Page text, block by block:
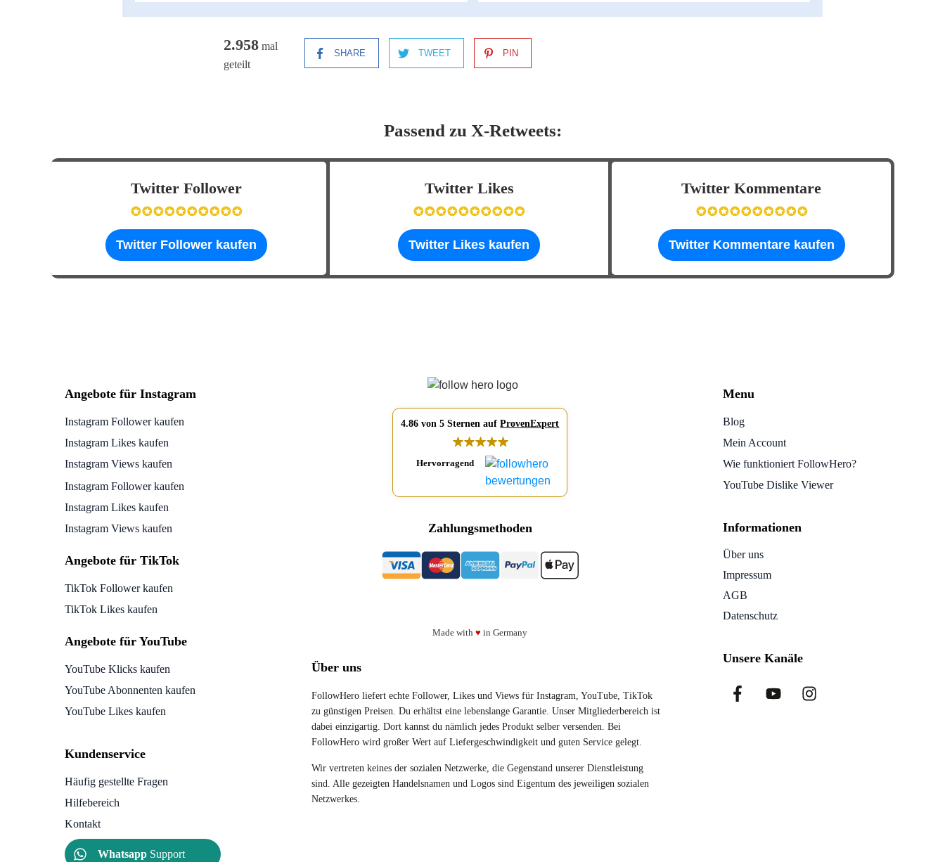
2.958 mal
geteilt
SHARE TWEET PIN
Passend zu X-Retweets:
Twitter Follower
Twitter Follower kaufen
Twitter Likes
Twitter Likes kaufen
Twitter Kommentare
Twitter Kommentare kaufen
Angebote für Instagram
Instagram Follower kaufen
Instagram Likes kaufen
Instagram Views kaufen
Instagram Follower kaufen
Instagram Likes kaufen
Instagram Views kaufen
Angebote für TikTok
TikTok Follower kaufen
TikTok Likes kaufen
Angebote für YouTube
YouTube Klicks kaufen
YouTube Abonnenten kaufen
YouTube Likes kaufen
Kundenservice
Häufig gestellte Fragen
Hilfebereich
Kontakt
Whatsapp Support
4.86 von 5 Sternen aufProvenExpert
Hervorragend
Zahlungsmethoden
Made with♥ in Germany
Über uns
FollowHero liefert echte Follower, Likes und Views für Instagram, YouTube, TikTok
zu günstigen Preisen. Du erhältst eine lebenslange Garantie. Unser Mitgliederbereich ist
dabei einzigartig. Dort kannst du nämlich jedes Produkt selber versenden. Bei
FollowHero wird großer Wert auf Liefergeschwindigkeit und guten Service gelegt.
Wir vertreten keines der sozialen Netzwerke, die Gegenstand unserer Dienstleistung
sind. Alle gezeigten Handelsnamen und Logos sind Eigentum des jeweiligen sozialen
Netzwerkes.
Menu
Blog
Mein Account
Wie funktioniert FollowHero?
YouTube Dislike Viewer
Informationen
Über uns
Impressum
AGB
Datenschutz
Unsere Kanäle